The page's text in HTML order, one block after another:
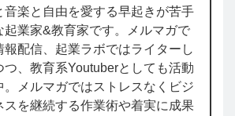
音楽と自由を愛する早起きが苦手
起業家&教育家です。メルマガで
報配信、起業ラボではライターし
つ、教育系Youtuberとしても活動
。メルマガではストレスなくビジ
スを継続する作業術や着実に成果